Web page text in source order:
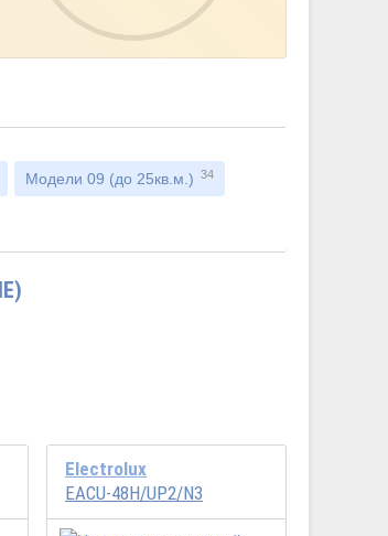
Модели 09 (до 25кв.м.) 34
Electrolux
EACU-48H/UP2/N3